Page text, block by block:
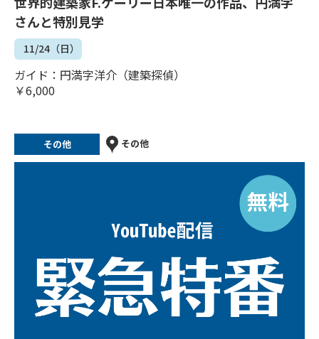
さんと特別見学
11/24（日）
ガイド：円満字洋介（建築探偵）
￥6,000
その他 その他